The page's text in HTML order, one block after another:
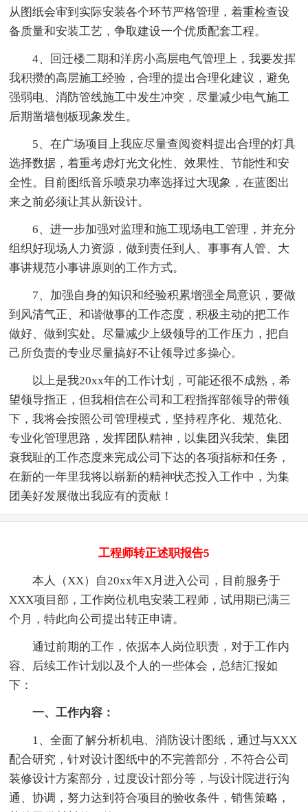
从图纸会审到实际安装各个环节严格管理，着重检查设
备质量和安装工艺，争取建设一个优质配套工程。
4、回迁楼二期和洋房小高层电气管理上，我要发挥
我积攒的高层施工经验，合理的提出合理化建议，避免
强弱电、消防管线施工中发生冲突，尽量减少电气施工
后期凿墙刨板现象发生。
5、在广场项目上我应尽量查阅资料提出合理的灯具
选择数据，着重考虑灯光文化性、效果性、节能性和安
全性。目前图纸音乐喷泉功率选择过大现象，在蓝图出
来之前必须让其从新设计。
6、进一步加强对监理和施工现场电工管理，并充分
组织好现场人力资源，做到责任到人、事事有人管、大
事讲规范小事讲原则的工作方式。
7、加强自身的知识和经验积累增强全局意识，要做
到风清气正、和谐做事的工作态度，积极主动的把工作
做好、做到实处。尽量减少上级领导的工作压力，把自
己所负责的专业尽量搞好不让领导过多操心。
以上是我20xx年的工作计划，可能还很不成熟，希
望领导指正，但我相信在公司和工程指挥部领导的带领
下，我将会按照公司管理模式，坚持程序化、规范化、
专业化管理思路，发挥团队精神，以集团兴我荣、集团
衰我耻的工作态度来完成公司下达的各项指标和任务，
在新的一年里我将以崭新的精神状态投入工作中，为集
团美好发展做出我应有的贡献！
工程师转正述职报告5
本人（XX）自20xx年X月进入公司，目前服务于
XXX项目部，工作岗位机电安装工程师，试用期已满三
个月，特此向公司提出转正申请。
通过前期的工作，依据本人岗位职责，对于工作内
容、后续工作计划以及个人的一些体会，总结汇报如
下：
一、工作内容：
1、全面了解分析机电、消防设计图纸，通过与XXX
配合研究，针对设计图纸中的不完善部分，不符合公司
装修设计方案部分，过度设计部分等，与设计院进行沟
通、协调，努力达到符合项目的验收条件，销售策略，